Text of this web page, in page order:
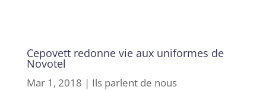
Cepovett redonne vie aux uniformes de
Novotel
Mar 1, 2018 | Ils parlent de nous